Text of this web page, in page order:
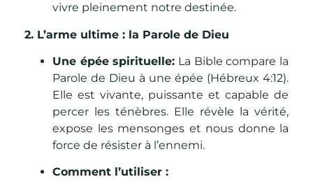
vivre pleinement notre destinée.
2. L’arme ultime : la Parole de Dieu
Une épée spirituelle: La Bible compare la
Parole de Dieu à une épée (Hébreux 4:12).
Elle est vivante, puissante et capable de
percer les ténèbres. Elle révèle la vérité,
expose les mensonges et nous donne la
force de résister à l’ennemi.
Comment l’utiliser :